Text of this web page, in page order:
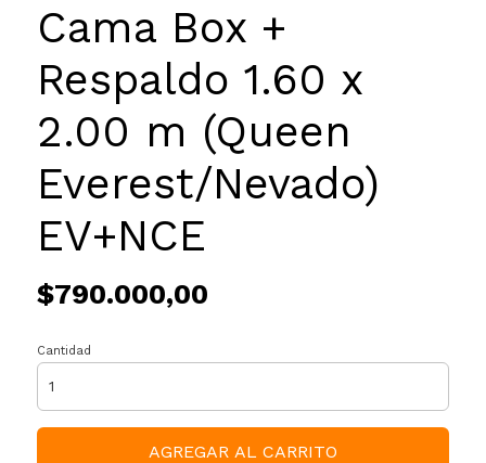
Cama Box +
Respaldo 1.60 x
2.00 m (Queen
Everest/Nevado)
EV+NCE
$790.000,00
Cantidad
AGREGAR AL CARRITO